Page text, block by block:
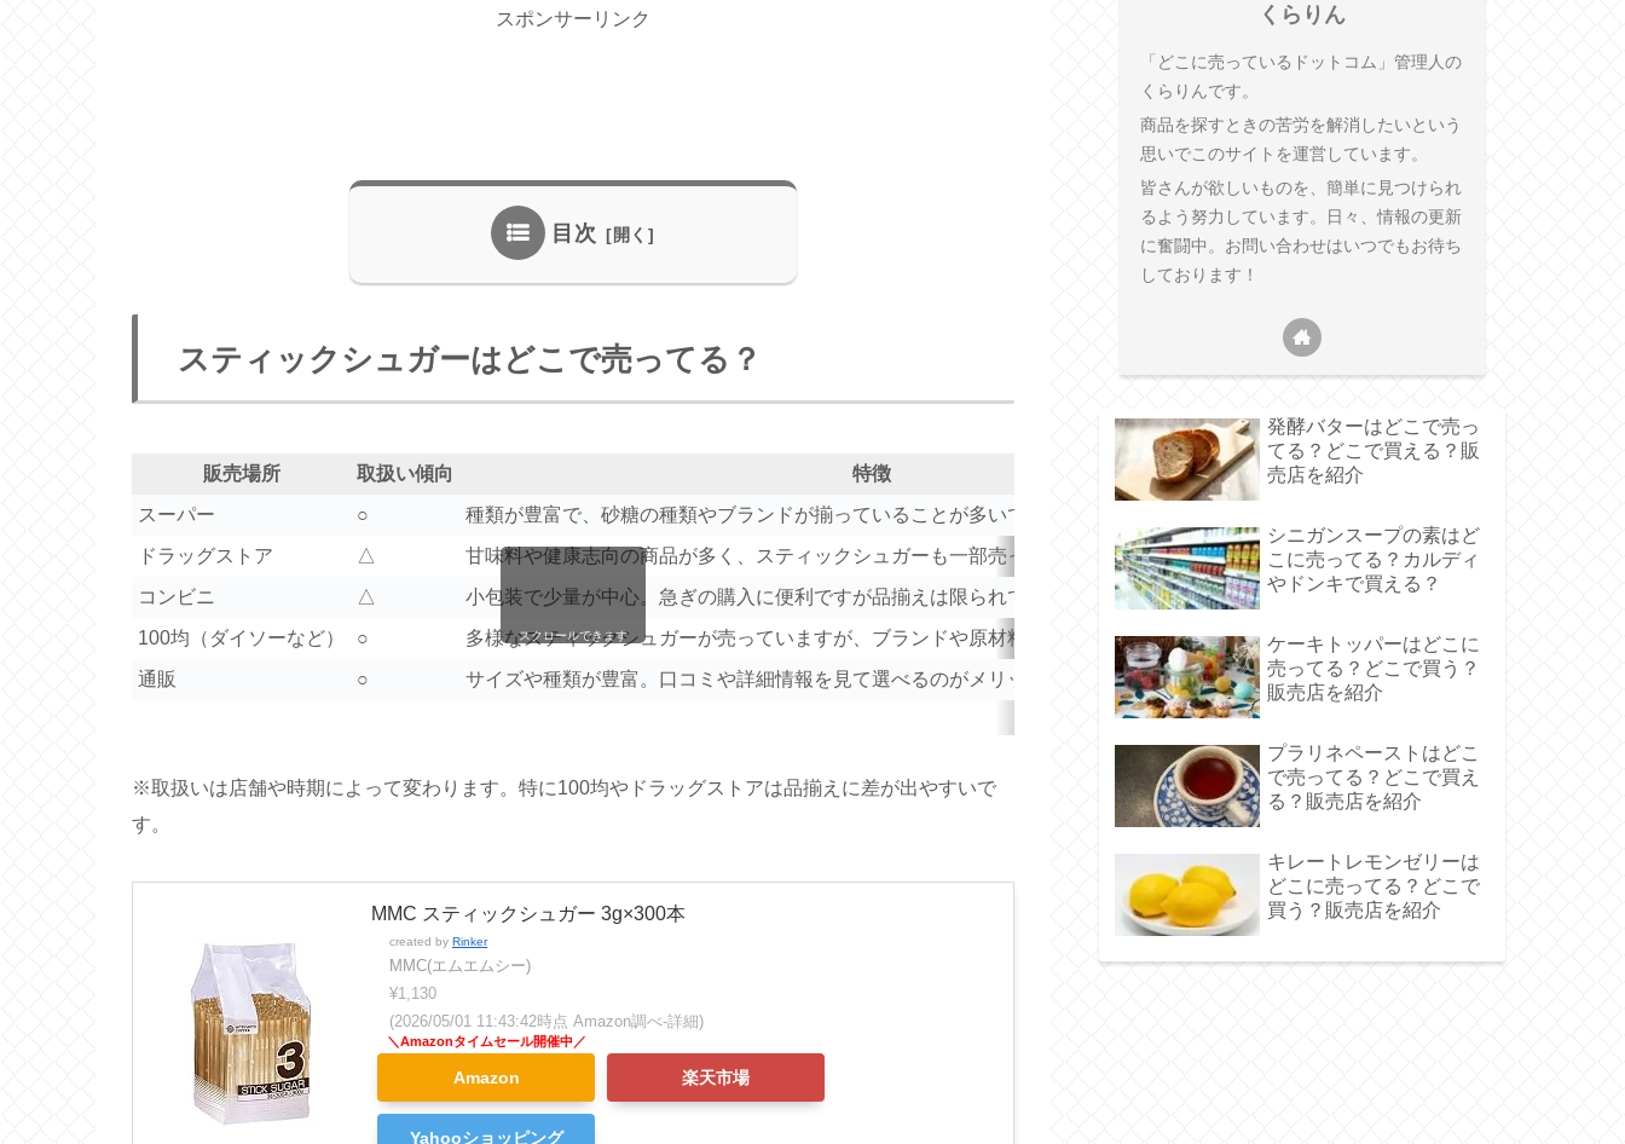
スポンサーリンク
目次
スティックシュガーはどこで売ってる？
販売場所 取扱い傾向
特徴
スーパー
○
種類が豊富で、砂糖の種類やブランドが揃っていることが多いです。
ドラッグストア
△
甘味料や健康志向の商品が多く、スティックシュガーも一部売っています。
コンビニ
△
小包装で少量が中心。急ぎの購入に便利ですが品揃えは限られています。
100均（ダイソーなど）
○
多様なスティックシュガーが売っていますが、ブランドや原材料は店舗によって異なります。
通販
○ サイズや種類が豊富。口コミや詳細情報を見て選べるのがメリットです。
スクロールできます
※取扱いは店舗や時期によって変わります。特に100均やドラッグストアは品揃えに差が出やすいで
す。
MMC スティックシュガー 3g×300本
created by Rinker
MMC(エムエムシー)
¥1,130
(2026/05/01 11:43:42時点 Amazon調べ-詳細)
Amazon 楽天市場
Yahooショッピング
くらりん
「どこに売っているドットコム」管理人の
くらりんです。
商品を探すときの苦労を解消したいという
思いでこのサイトを運営しています。
皆さんが欲しいものを、簡単に見つけられ
るよう努力しています。日々、情報の更新
に奮闘中。お問い合わせはいつでもお待ち
しております！
発酵バターはどこで売っ
てる？どこで買える？販
売店を紹介
シニガンスープの素はど
こに売ってる？カルディ
やドンキで買える？
ケーキトッパーはどこに
売ってる？どこで買う？
販売店を紹介
プラリネペーストはどこ
で売ってる？どこで買え
る？販売店を紹介
キレートレモンゼリーは
どこに売ってる？どこで
買う？販売店を紹介